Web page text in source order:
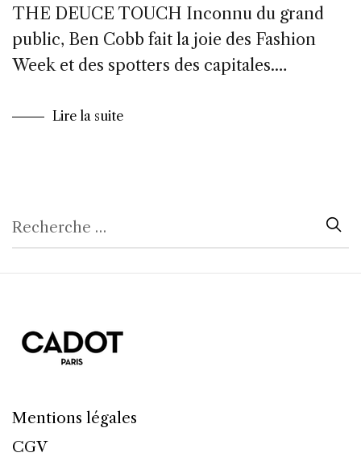
THE DEUCE TOUCH Inconnu du grand
public, Ben Cobb fait la joie des Fashion
Week et des spotters des capitales.…
Lire la suite
Mentions légales
CGV